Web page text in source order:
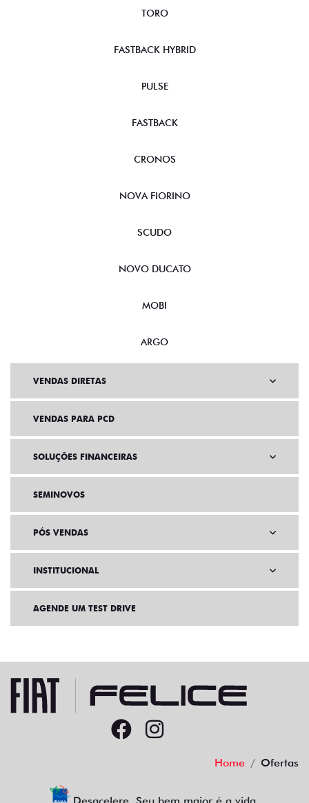
TORO
FASTBACK HYBRID
PULSE
FASTBACK
CRONOS
NOVA FIORINO
SCUDO
NOVO DUCATO
MOBI
ARGO
VENDAS DIRETAS
VENDAS PARA PCD
SOLUÇÕES FINANCEIRAS
SEMINOVOS
PÓS VENDAS
INSTITUCIONAL
AGENDE UM TEST DRIVE
Home Ofertas